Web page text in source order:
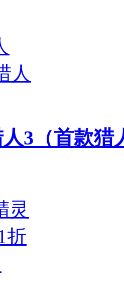
3（首款猎